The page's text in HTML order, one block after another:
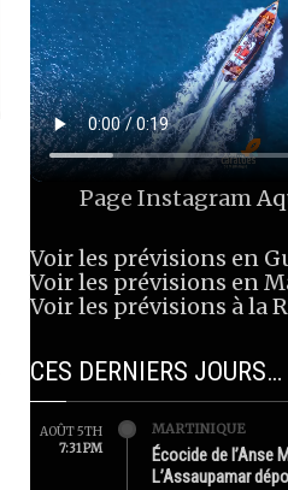
Page Instagram
Voir les prévisions en
Voir les prévisions en
Voir les prévisions à la
CES DERNIERS JOURS…
AOÛT 5TH
7:31 PM
MARTINIQUE
Écocide de l’Anse
L’Assaupamar